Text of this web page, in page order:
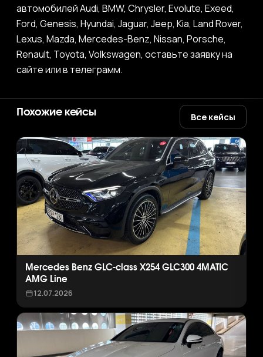
автомобилей Audi, BMW, Chrysler, Evolute, Exeed,
Ford, Genesis, Hyundai, Jaguar, Jeep, Kia, Land Rover,
Lexus, Mazda, Mercedes-Benz, Nissan, Porsche,
Renault, Toyota, Volkswagen, оставьте заявку на
сайте или в телеграмм.
Похожие кейсы Все кейсы
Mercedes Benz GLC-class X254 GLC300 4MATIC
AMG Line
12.07.2026